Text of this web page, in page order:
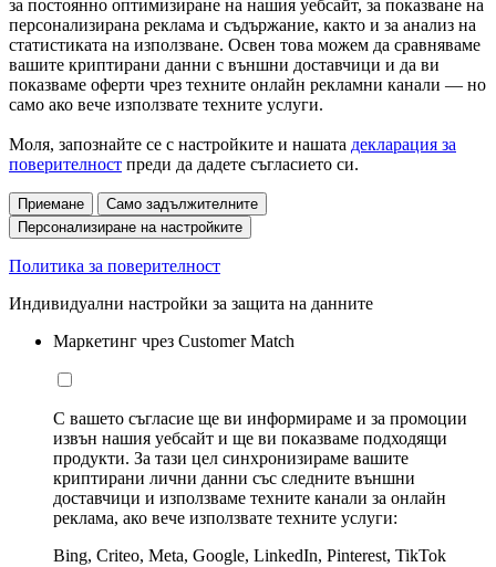
за постоянно оптимизиране на нашия уебсайт, за показване на
персонализирана реклама и съдържание, както и за анализ на
статистиката на използване. Освен това можем да сравняваме
вашите криптирани данни с външни доставчици и да ви
показваме оферти чрез техните онлайн рекламни канали — но
само ако вече използвате техните услуги.
Моля, запознайте се с настройките и нашата декларация за
поверителност преди да дадете съгласието си.
Приемане
Само задължителните
Персонализиране на настройките
Политика за поверителност
Индивидуални настройки за защита на данните
Маркетинг чрез Customer Match
С вашето съгласие ще ви информираме и за промоции
извън нашия уебсайт и ще ви показваме подходящи
продукти. За тази цел синхронизираме вашите
криптирани лични данни със следните външни
доставчици и използваме техните канали за онлайн
реклама, ако вече използвате техните услуги:
Bing, Criteo, Meta, Google, LinkedIn, Pinterest, TikTok